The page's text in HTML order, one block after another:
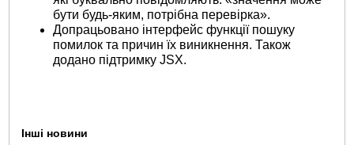
бути будь-яким, потрібна перевірка».
Допрацьовано інтерфейс функції пошуку
помилок та причин їх виникнення. Також
додано підтримку JSX.
Інші новини